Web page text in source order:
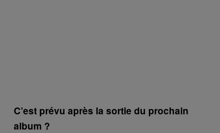
C’est prévu après la sortie du prochain
album ?